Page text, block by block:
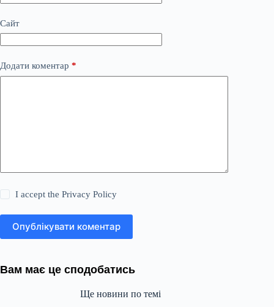
Сайт
Додати коментар *
I accept thePrivacy Policy
Опублікувати коментар
Вам має це сподобатись
Ще новини по темі